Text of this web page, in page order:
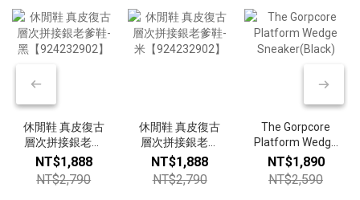
休閒鞋 真皮復古
層次拼接銀老爹
鞋-黑
【924232902】
NT$1,888
NT$2,790
休閒鞋 真皮復古
層次拼接銀老爹
鞋-米
【924232902】
NT$1,888
NT$2,790
The Gorpcore
Platform Wedge
Sneaker(Black)
NT$1,890
NT$2,590